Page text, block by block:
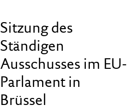
Sitzung des
Ständigen
Ausschusses im EU-
Parlament in
Brüssel